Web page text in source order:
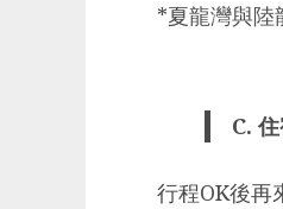
*夏龍灣與陸
C.
行程OK後再